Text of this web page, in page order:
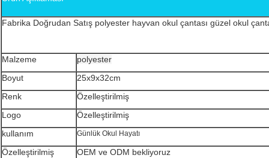
Fabrika Doğrudan Satış polyester hayvan okul çantası güzel okul
Malzeme
polyester
Boyut
25x9x32cm
Renk
Özelleştirilmiş
Logo
Özelleştirilmiş
kullanım
Günlük Okul Hayatı
Özelleştirilmiş
OEM ve ODM bekliyoruz